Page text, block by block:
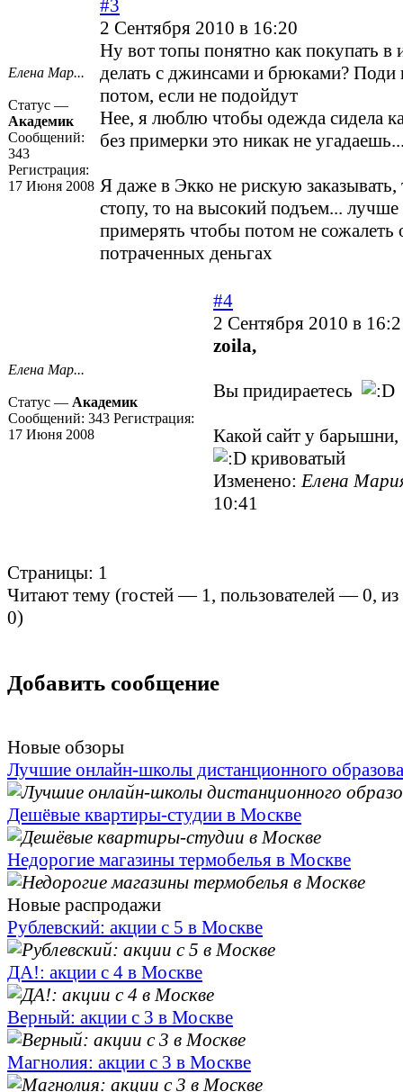
Елена Мар...
Статус —
Академик
Сообщений:
343
Регистрация:
17 Июня 2008
#3
2 Сентября 2010 в 16:20
Ну вот топы понятно как покупать в
делать с джинсами и брюками? Поди
потом, если не подойдут
Нее, я люблю чтобы одежда сидела
без примерки это никак не
Я даже в Экко не рискую
стопу, то на высокий подъем... лучше
примерять чтобы потом не сожалеть
потраченных деньгах
Елена Мар...
Статус — Академик
Сообщений: 343 Регистрация:
17 Июня 2008
#4
2 Сентября 2010 в
zoila,
Вы придираетесь
Какой сайт у
кривоватый
Изменено:Елена
10:41
Страницы: 1
Читают тему (гостей — 1, пользователей —0,
0)
Добавить сообщение
Новые обзоры
Лучшие онлайн-школы дистанционного
Дешёвые квартиры-студии в Москве
Недорогие магазины термобелья в Москве
Новые распродажи
Рублевский: акции с 5 в Москве
ДА!: акции с 4 в Москве
Верный: акции с 3 в Москве
Магнолия: акции с 3 в Москве